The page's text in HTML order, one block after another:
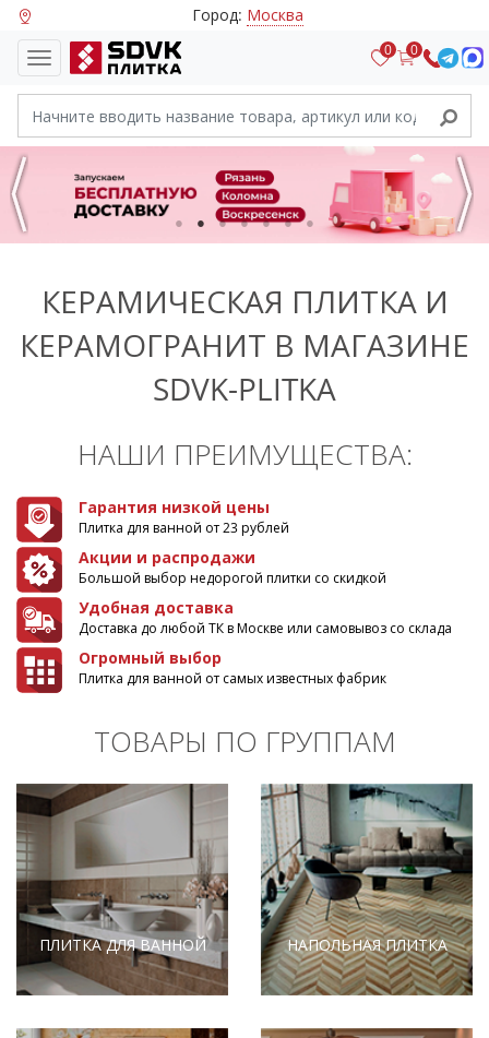
Город: Москва
0 0
Previous Next
1 2 3 4 5 6 7
КЕРАМИЧЕСКАЯ ПЛИТКА И
КЕРАМОГРАНИТ В МАГАЗИНЕ
SDVK-PLITKA
НАШИ ПРЕИМУЩЕСТВА:
Гарантия низкой цены
Плитка для ванной от 23 рублей
Акции и распродажи
Большой выбор недорогой плитки со скидкой
Удобная доставка
Доставка до любой ТК в Москве или самовывоз со склада
Огромный выбор
Плитка для ванной от самых известных фабрик
ТОВАРЫ ПО ГРУППАМ
ПЛИТКА ДЛЯ ВАННОЙ НАПОЛЬНАЯ ПЛИТКА